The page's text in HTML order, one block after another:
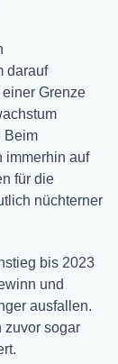
darauf
Grenze
Beim
immerhin auf
für die
nüchterner
bis 2023
und
ausfallen.
zuvor sogar